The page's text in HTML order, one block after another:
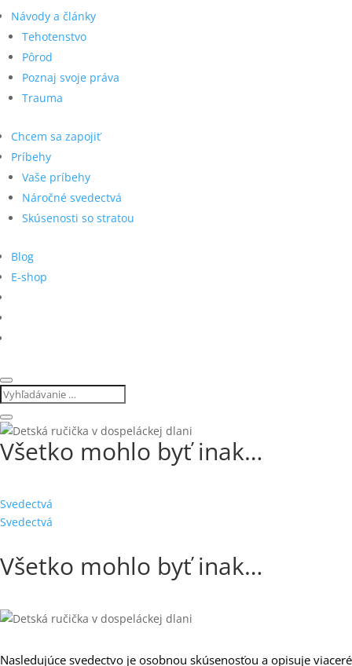
Návody a články
Tehotenstvo
Pôrod
Poznaj svoje práva
Trauma
Chcem sa zapojiť
Príbehy
Vaše príbehy
Náročné svedectvá
Skúsenosti so stratou
Blog
E-shop
Všetko mohlo byť inak…
Svedectvá
Svedectvá
Všetko mohlo byť inak…
Nasledujúce svedectvo je osobnou skúsenosťou a opisuje